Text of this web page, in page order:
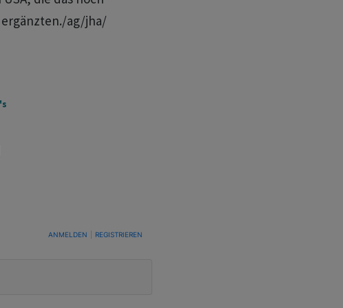
ag/jha/
UM BENACHRICHTIGT ZU WERDEN, WENN NEUE KOMMENTARE VERÖFFENTLICHT
ANMELDEN REGISTRIEREN